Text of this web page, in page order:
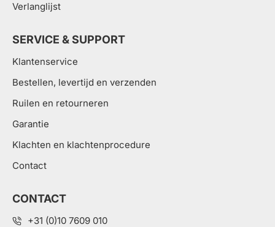
Verlanglijst
SERVICE & SUPPORT
Klantenservice
Bestellen, levertijd en verzenden
Ruilen en retourneren
Garantie
Klachten en klachtenprocedure
Contact
CONTACT
+31 (0)10 7609 010